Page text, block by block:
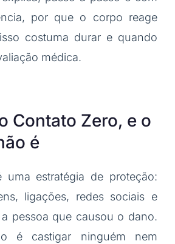
por que o corpo reage
costuma durar e quando
médica.
Contato Zero, e o
é
uma estratégia de proteção:
ligações, redes sociais e
pessoa que causou o dano.
é castigar ninguém nem